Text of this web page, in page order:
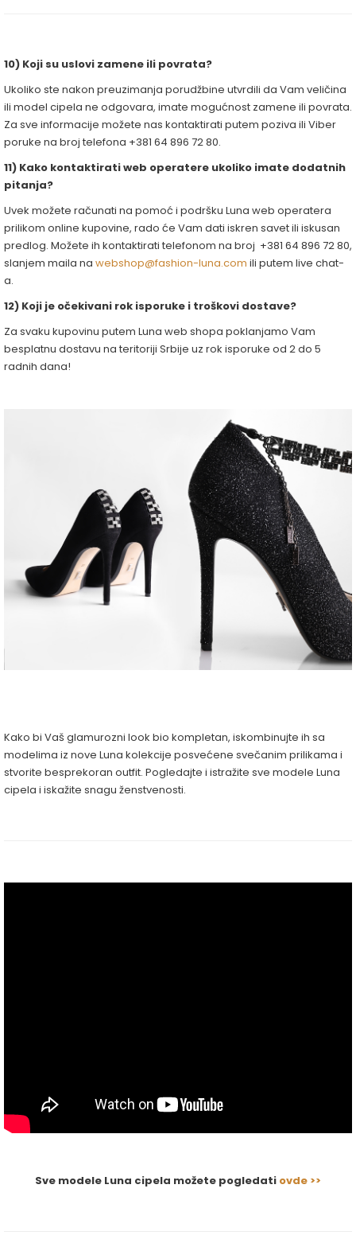
10) Koji su uslovi zamene ili povrata?
Ukoliko ste nakon preuzimanja porudžbine utvrdili da Vam veličina
ili model cipela ne odgovara, imate mogućnost zamene ili povrata.
Za sve informacije možete nas kontaktirati putem poziva ili Viber
poruke na broj telefona +381 64 896 72 80.
11) Kako kontaktirati web operatere ukoliko imate dodatnih
pitanja?
Uvek možete računati na pomoć i podršku Luna web operatera
prilikom online kupovine, rado će Vam dati iskren savet ili iskusan
predlog. Možete ih kontaktirati telefonom na broj +381 64 896 72 80,
slanjem maila na webshop@fashion-luna.com ili putem live chat-
a.
12) Koji je očekivani rok isporuke i troškovi dostave?
Za svaku kupovinu putem Luna web shopa poklanjamo Vam
besplatnu dostavu na teritoriji Srbije uz rok isporuke od 2 do 5
radnih dana!
Kako bi Vaš glamurozni look bio kompletan, iskombinujte ih sa
modelima iz nove Luna kolekcije posvećene svečanim prilikama i
stvorite besprekoran outfit. Pogledajte i istražite sve modele Luna
cipela i iskažite snagu ženstvenosti.
Sve modele Luna cipela možete pogledati ovde >>